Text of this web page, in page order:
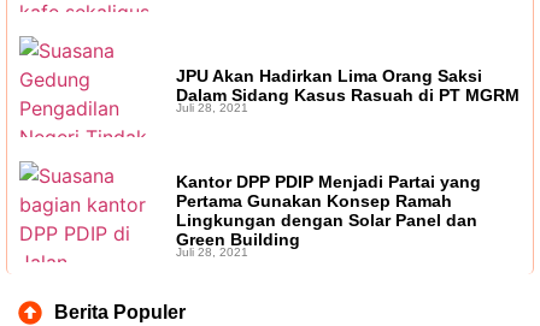
JPU Akan Hadirkan Lima Orang Saksi
Dalam Sidang Kasus Rasuah di PT MGRM
Juli 28, 2021
Kantor DPP PDIP Menjadi Partai yang
Pertama Gunakan Konsep Ramah
Lingkungan dengan Solar Panel dan
Green Building
Juli 28, 2021
Berita Populer